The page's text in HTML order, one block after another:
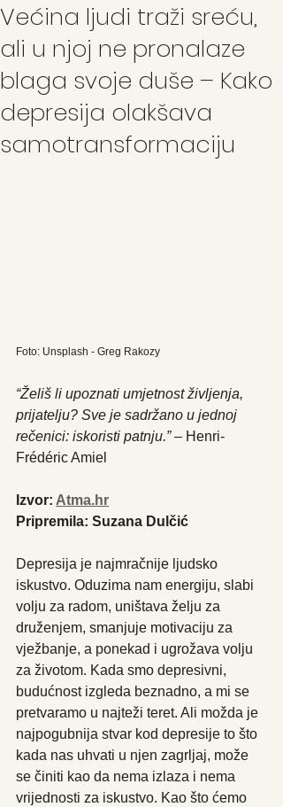
Većina ljudi traži sreću,
ali u njoj ne pronalaze
blaga svoje duše – Kako
depresija olakšava
samotransformaciju
Foto: Unsplash - Greg Rakozy
“Želiš li upoznati umjetnost življenja,
prijatelju? Sve je sadržano u jednoj
rečenici: iskoristi patnju.” – Henri-
Frédéric Amiel
Izvor: Atma.hr
Pripremila: Suzana Dulčić
Depresija je najmračnije ljudsko
iskustvo. Oduzima nam energiju, slabi
volju za radom, uništava želju za
druženjem, smanjuje motivaciju za
vježbanje, a ponekad i ugrožava volju
za životom. Kada smo depresivni,
budućnost izgleda beznadno, a mi se
pretvaramo u najteži teret. Ali možda je
najpogubnija stvar kod depresije to što
kada nas uhvati u njen zagrljaj, može
se činiti kao da nema izlaza i nema
vrijednosti za iskustvo. Kao što ćemo